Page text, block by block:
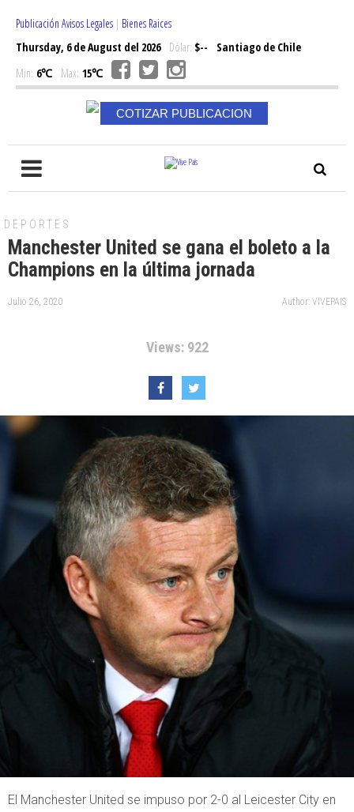
Publicación Avisos Legales | Bienes Raices
Thursday, 6 de August del 2026Dólar: $--
Santiago de Chile
Min: 6℃ Max: 15℃
COTIZAR PUBLICACION
DEPORTES
Manchester United se gana el boleto a la
Champions en la última jornada
Julio 26, 2020 Author: VIVEPAIS
Views: 922
El Manchester United se impuso por 2-0 al Leicester City en